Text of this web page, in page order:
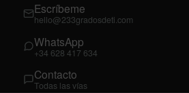
Escríbeme
hello@233gradosdeti.com
WhatsApp
+34 628 417 634
Contacto
Todas las vías